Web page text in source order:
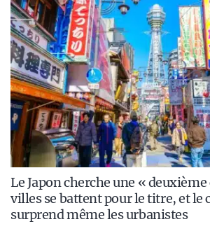
Le Japon cherche une « deuxième
villes se battent pour le titre, et le
surprend même les urbanistes